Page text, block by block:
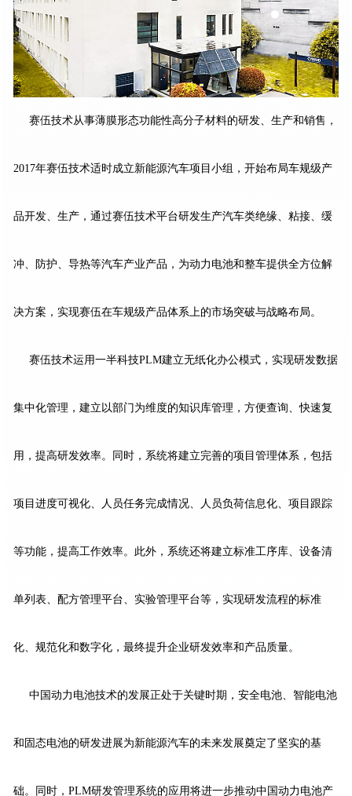
赛伍技术从事薄膜形态功能性高分子材料的研发、生产和销售，
2017年赛伍技术适时成立新能源汽车项目小组，开始布局车规级产
品开发、生产，通过赛伍技术平台研发生产汽车类绝缘、粘接、缓
冲、防护、导热等汽车产业产品，为动力电池和整车提供全方位解
决方案，实现赛伍在车规级产品体系上的市场突破与战略布局。
赛伍技术运用一半科技PLM建立无纸化办公模式，实现研发数据
集中化管理，建立以部门为维度的知识库管理，方便查询、快速复
用，提高研发效率。同时，系统将建立完善的项目管理体系，包括
项目进度可视化、人员任务完成情况、人员负荷信息化、项目跟踪
等功能，提高工作效率。此外，系统还将建立标准工序库、设备清
单列表、配方管理平台、实验管理平台等，实现研发流程的标准
化、规范化和数字化，最终提升企业研发效率和产品质量。
中国动力电池技术的发展正处于关键时期，安全电池、智能电池
和固态电池的研发进展为新能源汽车的未来发展奠定了坚实的基
础。同时，PLM研发管理系统的应用将进一步推动中国动力电池产